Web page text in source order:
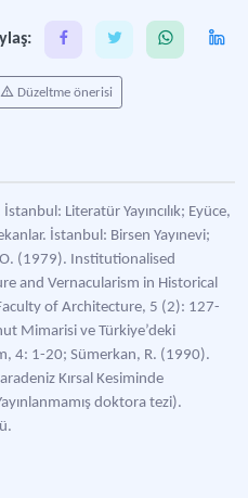
Düzeltme önerisi
Literatür Yayıncılık; Eyüce,
İstanbul: Birsen Yayınevi;
(1979). Institutionalised
and Vernacularism in Historical
of Architecture, 5 (2): 127-
Mimarisi ve Türkiye’deki
4: 1-20; Sümerkan, R. (1990).
Kırsal Kesiminde
doktora tezi).